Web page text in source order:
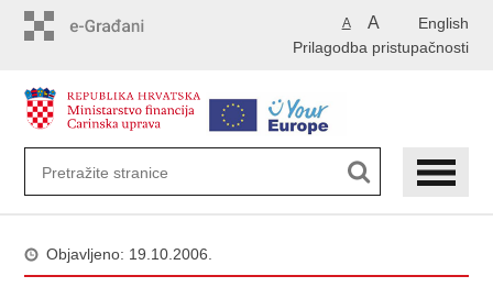
English
A A
Prilagodba pristupačnosti
Objavljeno: 19.10.2006.